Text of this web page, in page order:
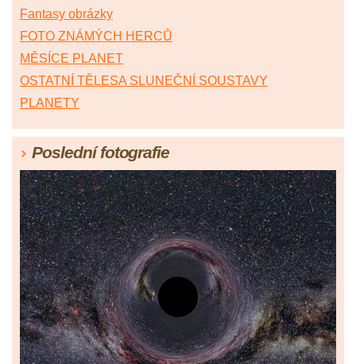
Fantasy obrázky
FOTO ZNÁMÝCH HERCŮ
MĚSÍCE PLANET
OSTATNÍ TĚLESA SLUNEČNÍ SOUSTAVY
PLANETY
Poslední fotografie